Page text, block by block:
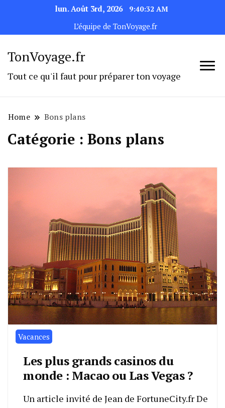
lun. Août 3rd, 2026
9:40:33 AM
L’équipe de TonVoyage.fr
TonVoyage.fr
Tout ce qu'il faut pour préparer ton voyage
Home Bons plans
Catégorie : Bons plans
Vacances
Les plus grands casinos du
monde : Macao ou Las Vegas ?
Un article invité de Jean de FortuneCity.fr De